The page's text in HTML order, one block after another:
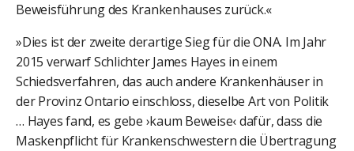
Beweisführung des Krankenhauses zurück.«
»Dies ist der zweite derartige Sieg für die ONA. Im Jahr
2015 verwarf Schlichter James Hayes in einem
Schiedsverfahren, das auch andere Krankenhäuser in
der Provinz Ontario einschloss, dieselbe Art von Politik
… Hayes fand, es gebe ›kaum Beweise‹ dafür, dass die
Maskenpflicht für Krankenschwestern die Übertragung